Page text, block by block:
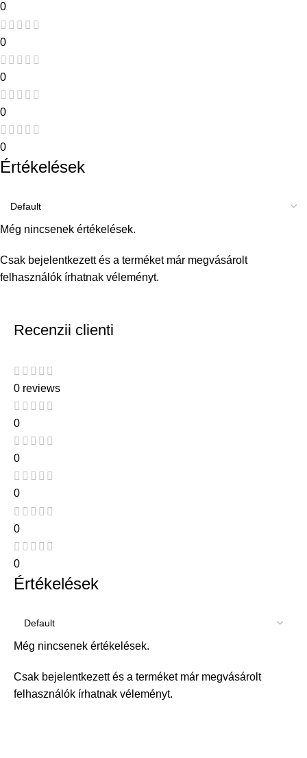
0
0
0
0
0
Értékelések
Még nincsenek értékelések.
Csak bejelentkezett és a terméket már megvásárolt
felhasználók írhatnak véleményt.
Recenzii clienti
0 reviews
0
0
0
0
0
Értékelések
Még nincsenek értékelések.
Csak bejelentkezett és a terméket már megvásárolt
felhasználók írhatnak véleményt.